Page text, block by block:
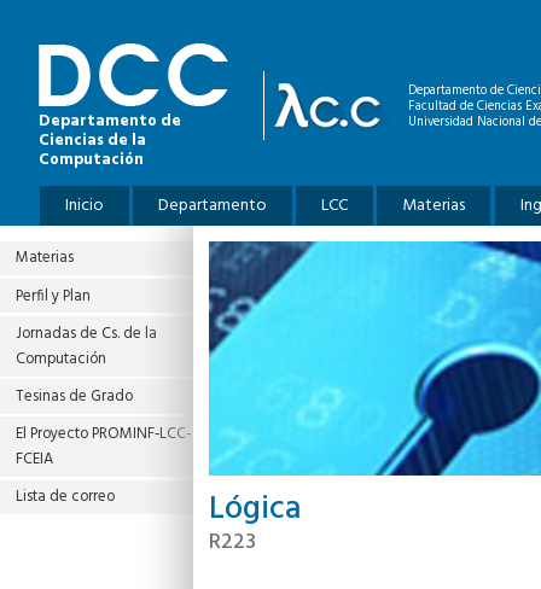
Departamento de
Ciencias de la
Computación
Departamento de
Facultad de Ciencias
Universidad Nacional
Menú principal
Inicio Departamento LCC Materias
Materias
Perfil y Plan
Jornadas de Cs. de la
Computación
Tesinas de Grado
El Proyecto PROMINF‐LCC‐
FCEIA
Lista de correo
Lógica
R223